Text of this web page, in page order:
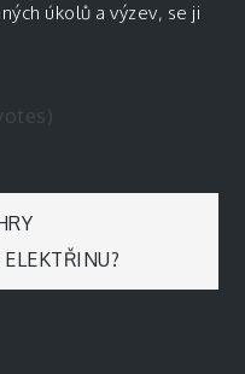
úkolů a výzev, se ji